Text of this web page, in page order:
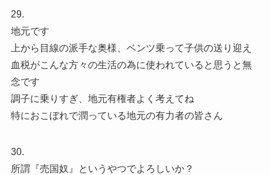
29.
地元です
上から目線の派手な奥様、ベンツ乗って子供の送り迎え
血税がこんな方々の生活の為に使われていると思うと無
念です
調子に乗りすぎ、地元有権者よく考えてね
特におこぼれで潤っている地元の有力者の皆さん
30.
所謂『売国奴』というやつでよろしいか？